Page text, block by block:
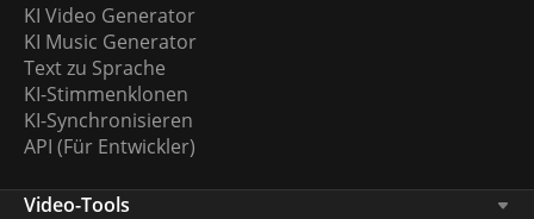
KI Video Generator
KI Music Generator
Text zu Sprache
KI-Stimmenklonen
KI-Synchronisieren
API (Für Entwickler)
Video-Tools